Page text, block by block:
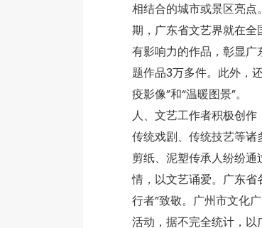
相结合的城市或景区亮
期，广东省文艺界就在
有影响力的作品，彰显广
题作品3万多件。此外，
疫影像”和“温暖图景”
人、文艺工作者积极创作
传统戏剧、传统技艺等
剪纸、泥塑传承人纷纷
情，以文艺诵爱。广东省
行者”致敬。广州市文化
活动，据不完全统计，以